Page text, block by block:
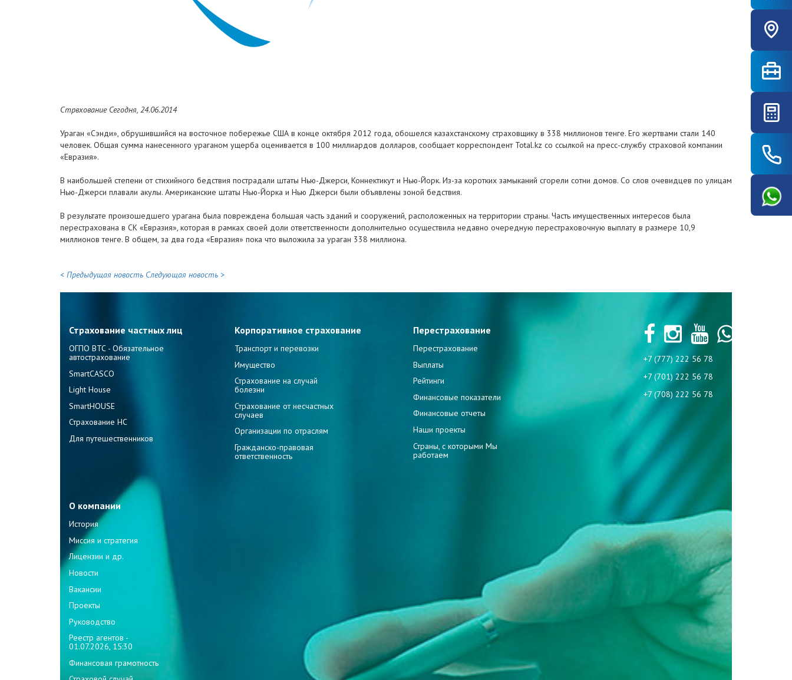
Стрвхование Сегодня, 24.06.2014
Ураган «Сэнди», обрушившийся на восточное побережье США в конце октября 2012 года, обошелся казахстанскому страховщику в 338 миллионов тенге. Его жертвами стали 140
человек. Общая сумма нанесенного ураганом ущерба оценивается в 100 миллиардов долларов, сообщает корреспондент Total.kz со ссылкой на пресс-службу страховой компании
«Евразия».
В наибольшей степени от стихийного бедствия пострадали штаты Нью-Джерси, Коннектикут и Нью-Йорк. Из-за коротких замыканий сгорели сотни домов. Со слов очевидцев по улицам
Нью-Джерси плавали акулы. Американские штаты Нью-Йорка и Нью Джерси были объявлены зоной бедствия.
В результате произошедшего урагана была повреждена большая часть зданий и сооружений, расположенных на территории страны. Часть имущественных интересов была
перестрахована в СК «Евразия», которая в рамках своей доли ответственности дополнительно осуществила недавно очередную перестраховочную выплату в размере 10,9
миллионов тенге. В общем, за два года «Евразия» пока что выложила за ураган 338 миллиона.
< Предыдущая новость Следующая новость >
Страхование частных лиц
ОГПО ВТС - Обязательное
автострахование
SmartCASCO
Light House
SmartHOUSE
Страхование НС
Для путешественников
Корпоративное страхование
Транспорт и перевозки
Имущество
Страхование на случай
болезни
Страхование от несчастных
случаев
Организации по отраслям
Гражданско-правовая
ответственность
Перестрахование
Перестрахование
Выплаты
Рейтинги
Финансовые показатели
Финансовые отчеты
Наши проекты
Страны, с которыми Мы
работаем
О компании
История
Миссия и стратегия
Лицензии и др.
Новости
Вакансии
Проекты
Руководство
Реестр агентов -
01.07.2026, 15:30
Финансовая грамотность
+7 (777) 222 56 78
+7 (701) 222 56 78
+7 (708) 222 56 78